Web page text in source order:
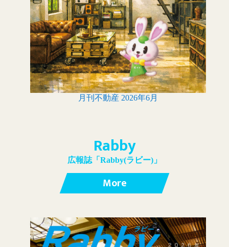
月刊不動産 2026年6月
Rabby
広報誌「Rabby(ラビー)」
More